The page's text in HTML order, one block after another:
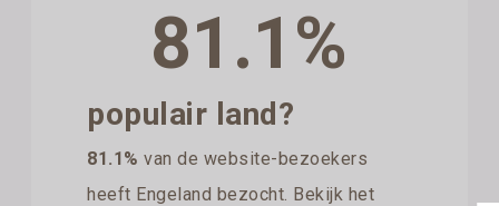
81.1%
populair land?
81.1% van de website-bezoekers
heeft Engeland bezocht. Bekijk het